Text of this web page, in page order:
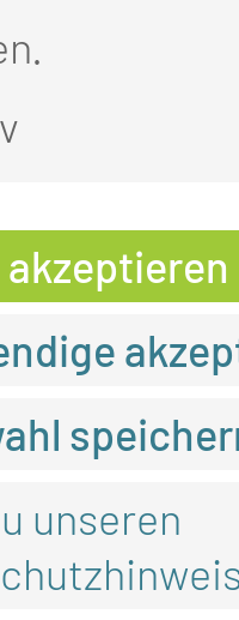
akzeptieren
unseren